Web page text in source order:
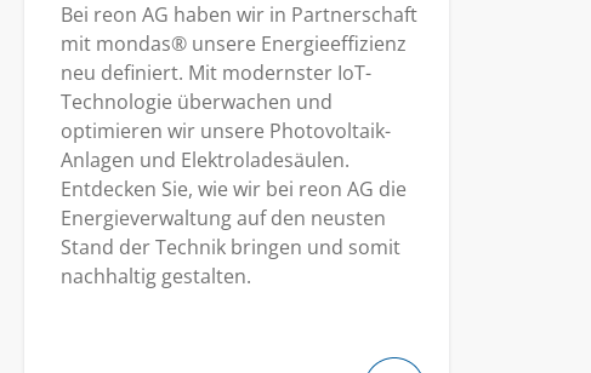
Bei reon AG haben wir in Partnerschaft
mit mondas® unsere Energieeffizienz
neu definiert. Mit modernster IoT-
Technologie überwachen und
optimieren wir unsere Photovoltaik-
Anlagen und Elektroladesäulen.
Entdecken Sie, wie wir bei reon AG die
Energieverwaltung auf den neusten
Stand der Technik bringen und somit
nachhaltig gestalten.